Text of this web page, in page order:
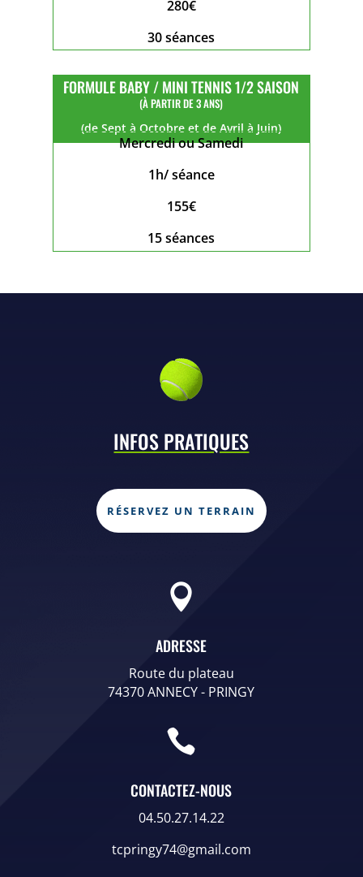
280€
30 séances
FORMULE BABY / MINI TENNIS 1/2 SAISON
(À PARTIR DE 3 ANS)
(de Sept à Octobre et de Avril à Juin)
Mercredi ou Samedi
1h/ séance
155€
15 séances
INFOS PRATIQUES
RÉSERVEZ UN TERRAIN

ADRESSE
Route du plateau
74370 ANNECY - PRINGY

CONTACTEZ-NOUS
04.50.27.14.22
tcpringy74@gmail.com